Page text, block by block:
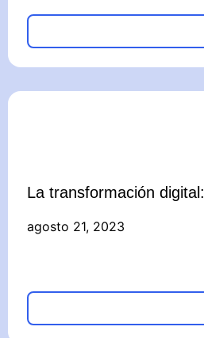
La transformación
agosto 21, 2023